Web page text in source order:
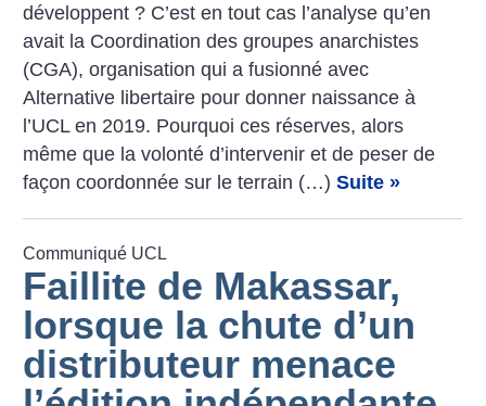
développent ? C’est en tout cas l’analyse qu’en
avait la Coordination des groupes anarchistes
(CGA), organisation qui a fusionné avec
Alternative libertaire pour donner naissance à
l’UCL en 2019. Pourquoi ces réserves, alors
même que la volonté d’intervenir et de peser de
façon coordonnée sur le terrain (…)Suite »
Communiqué UCL
Faillite de Makassar,
lorsque la chute d’un
distributeur menace